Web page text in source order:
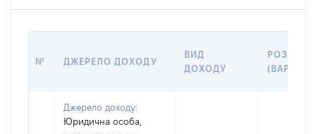
№ ДЖЕРЕЛО ДОХОДУ
ВИД
ДОХОДУ
РОЗМІР
Джерело доходу:
Юридична особа,